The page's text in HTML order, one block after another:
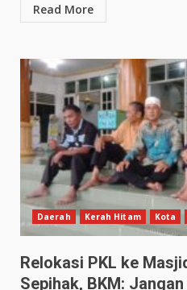
Read More
Daerah Kerah Hitam Kota
Relokasi PKL ke
Sepihak, BKM: